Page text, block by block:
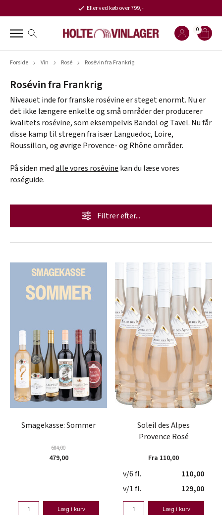
Eller ved køb over 799,-
0
Forside Vin Rosé Rosévin fra Frankrig
Rosévin fra Frankrig
Niveauet inde for franske rosévine er steget enormt. Nu er
det ikke længere enkelte og små områder der producerer
kvalitets rosévine, som eksempelvis Bandol og Tavel. Nu får
disse kamp til stregen fra især Languedoc, Loire,
Roussillon, og øvrige Provence- og Rhône områder.
På siden medalle vores rosévine kan du læse vores
roséguide.
Filtrer efter...
Smagekasse: Sommer
684,00
479,00
Læg i kurv
Soleil des Alpes
Provence Rosé
Fra 110,00
v/6 fl.
110,00
v/1 fl.
129,00
Læg i kurv